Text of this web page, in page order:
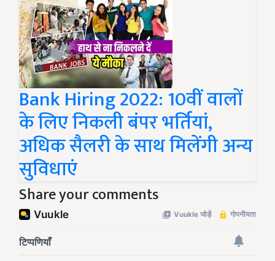
Bank Hiring 2022: 10वीं वालों
के लिए निकली बंपर भर्तियां,
अधिक सैलरी के साथ मिलेंगी अन्य
सुविधाएं
Share your comments